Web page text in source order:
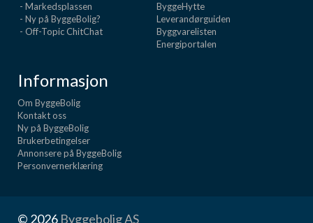
- Markedsplassen
- Ny på ByggeBolig?
- Off-Topic ChitChat
ByggeHytte
Leverandørguiden
Byggvarelisten
Energiportalen
Informasjon
Om ByggeBolig
Kontakt oss
Ny på ByggeBolig
Brukerbetingelser
Annonsere på ByggeBolig
Personvernerklæring
© 2026 Byggebolig AS